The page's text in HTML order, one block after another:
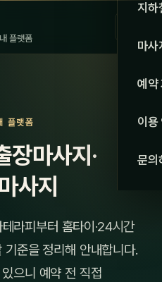
플랫폼 서울
강원·
강원
지하
마사
관리
스
예약
이용
문의
플랫폼
장마사지·
사지
라피부터 홈타이·24시간
준을 정리해 안내합니다.
으니 예약 전 직접